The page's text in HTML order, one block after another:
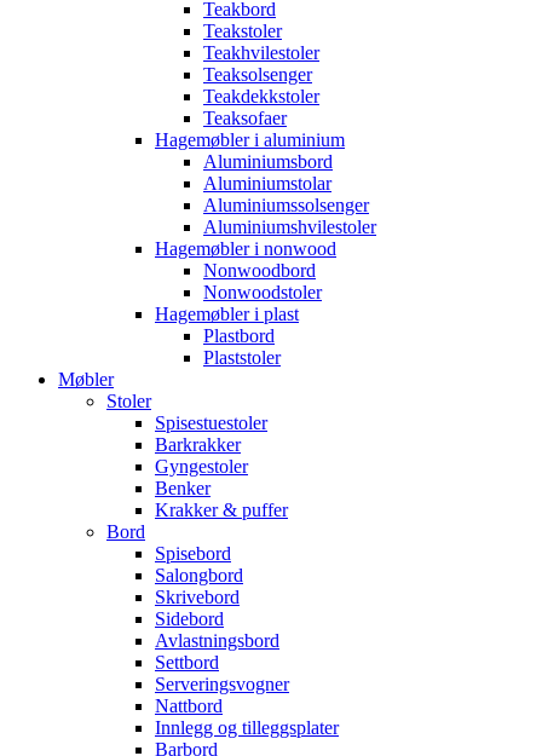
Teakbord
Teakstoler
Teakhvilestoler
Teaksolsenger
Teakdekkstoler
Teaksofaer
Hagemøbler i aluminium
Aluminiumsbord
Aluminiumstolar
Aluminiumssolsenger
Aluminiumshvilestoler
Hagemøbler i nonwood
Nonwoodbord
Nonwoodstoler
Hagemøbler i plast
Plastbord
Plaststoler
Møbler
Stoler
Spisestuestoler
Barkrakker
Gyngestoler
Benker
Krakker & puffer
Bord
Spisebord
Salongbord
Skrivebord
Sidebord
Avlastningsbord
Settbord
Serveringsvogner
Nattbord
Innlegg og tilleggsplater
Barbord